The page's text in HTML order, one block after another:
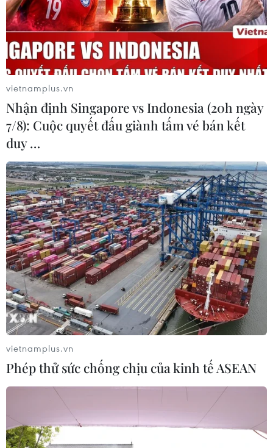
Thái Lan tăng cường hệ thống cửa
hàng lưu động phục vụ người dân
19/04/2020 07:30
Việc tăng cường xe bán hàng rong vừa để đáp ứng nhu
cầu người dân khi ngày càng có nhiều người lựa chọn
nấu ăn tại nhà do dịch bệnh, vừa để hỗ trợ người thất
nghiệp, nông dân và người tiêu dùng.
vietnamplus.vn
Nhận định Singapore vs Indonesia (20h ngày
7/8): Cuộc quyết đấu giành tấm vé bán kết
duy …
vietnamplus.vn
Phép thử sức chống chịu của kinh tế ASEAN